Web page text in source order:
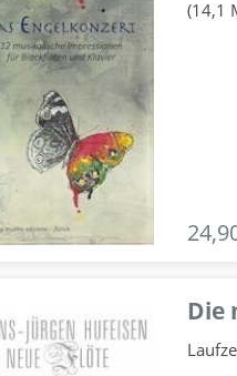
(14,1
Die